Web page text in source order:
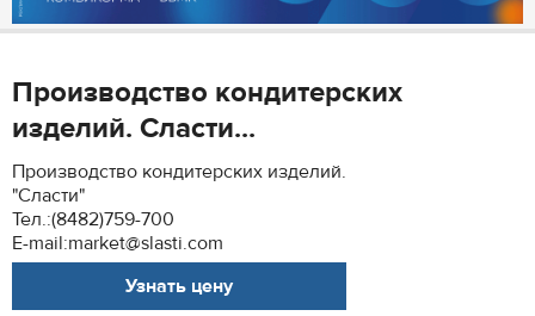
Производство кондитерских
изделий. Сласти...
Производство кондитерских изделий.
"Сласти"
Тел.:(8482)759-700
E-mail:market@slasti.com
Узнать цену